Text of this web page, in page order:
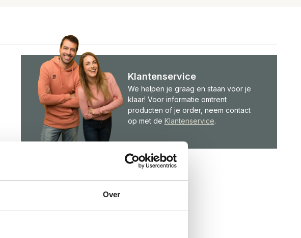
Over
Klantenservice
We helpen je graag en staan voor je
klaar! Voor informatie omtrent
producten of je order, neem contact
op met de Klantenservice.